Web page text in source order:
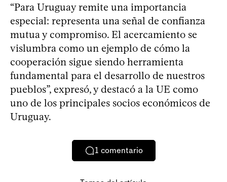
“Para Uruguay remite una importancia
especial: representa una señal de confianza
mutua y compromiso. El acercamiento se
vislumbra como un ejemplo de cómo la
cooperación sigue siendo herramienta
fundamental para el desarrollo de nuestros
pueblos”, expresó, y destacó a la UE como
uno de los principales socios económicos de
Uruguay.
1 comentario